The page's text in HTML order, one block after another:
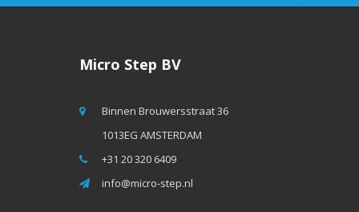
Micro Step BV
Binnen Brouwersstraat 36
1013EG AMSTERDAM
+31 20 320 6409
info@micro-step.nl